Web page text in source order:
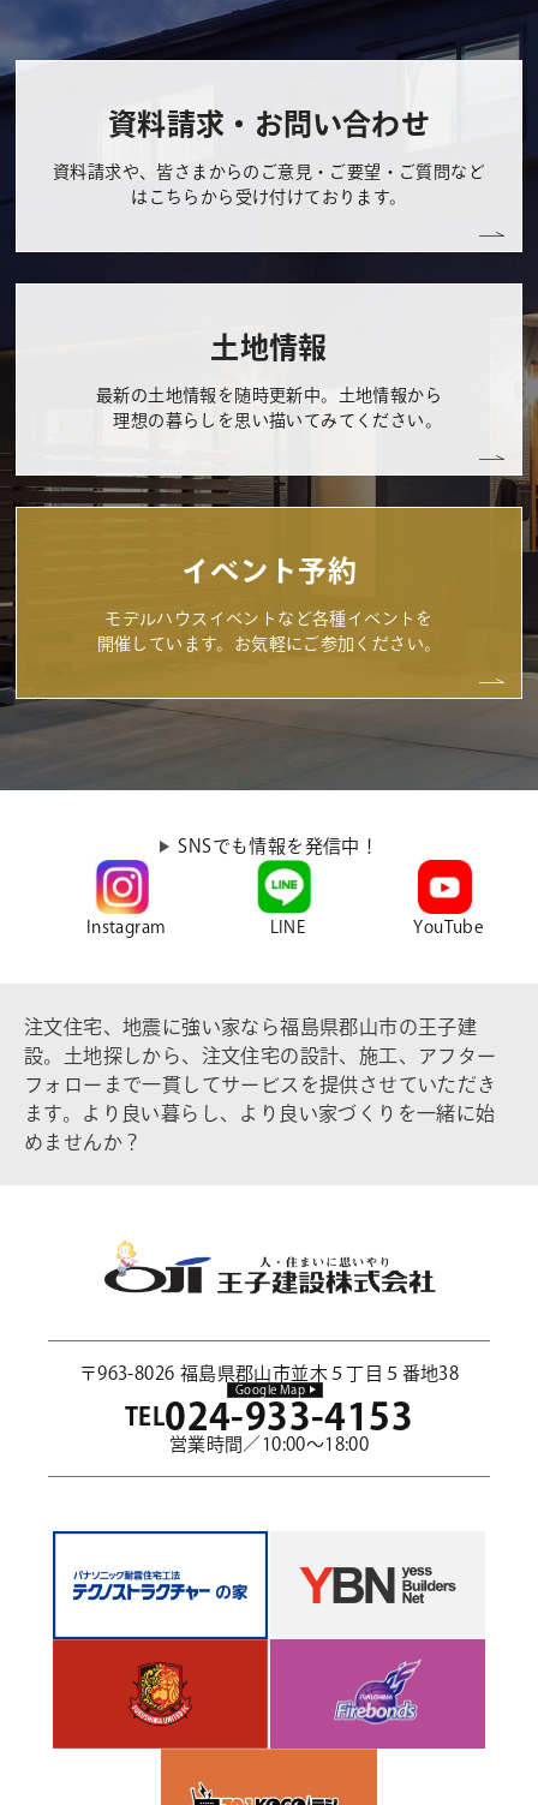
資料請求・お問い合わせ
資料請求や、皆さまからのご意見・ご要望・ご質問など
はこちらから受け付けております。
土地情報
最新の土地情報を随時更新中。土地情報から
理想の暮らしを思い描いてみてください。
イベント予約
モデルハウスイベントなど各種イベントを
開催しています。お気軽にご参加ください。
SNSでも情報を発信中！
Instagram LINE YouTube
注文住宅、地震に強い家なら福島県郡山市の王子建
設。土地探しから、注文住宅の設計、施工、アフター
フォローまで一貫してサービスを提供させていただき
ます。より良い暮らし、より良い家づくりを一緒に始
めませんか？
〒963-8026 福島県郡山市並木５丁目５番地38
Google Map
TEL024-933-4153
営業時間／10:00～18:00